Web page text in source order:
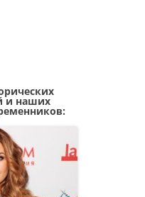
и наших